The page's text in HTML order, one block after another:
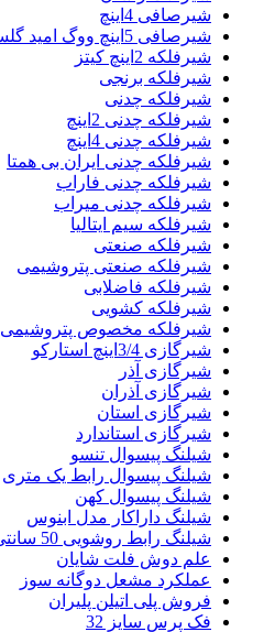
شیرصافی 4اینچ
شیرصافی 5اینچ ووگ امید گلستان
شیرفلکه 2اینچ کیتز
شیرفلکه برنجی
شیرفلکه چدنی
شیرفلکه چدنی 2اینچ
شیرفلکه چدنی 4اینچ
شیرفلکه چدنی ایران بی همتا
شیرفلکه چدنی فاراب
شیرفلکه چدنی میراب
شیرفلکه سیم ایتالیا
شیرفلکه صنعتی
شیرفلکه صنعتی پتروشیمی
شیرفلکه فاضلابی
شیرفلکه کشویی
شیرفلکه مخصوص پتروشیمی
شیرگازی 3/4اینچ استارکو
شیرگازی آذر
شیرگازی آذران
شیرگازی استان
شیرگازی استاندارد
شیلنگ پیسوال تنسو
شیلنگ پیسوال رابط یک متری
شیلنگ پیسوال کهن
شیلنگ داراکار مدل ابنوس
شیلنگ رابط روشویی 50 سانتی
علم دوش فلت شایان
عملکرد مشعل دوگانه سوز
فروش پلی اتیلن پلیران
فک پرس سایز 32